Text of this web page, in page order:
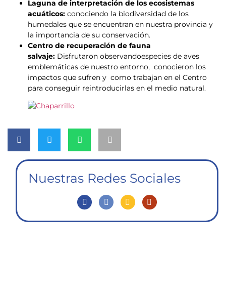
Laguna de interpretación de los ecosistemas
acuáticos: conociendo la biodiversidad de los
humedales que se encuentran en nuestra provincia y
la importancia de su conservación.
Centro de recuperación de fauna
salvaje: Disfrutaron observandoespecies de aves
emblemáticas de nuestro entorno, conocieron los
impactos que sufren y como trabajan en el Centro
para conseguir reintroducirlas en el medio natural.
Nuestras Redes Sociales